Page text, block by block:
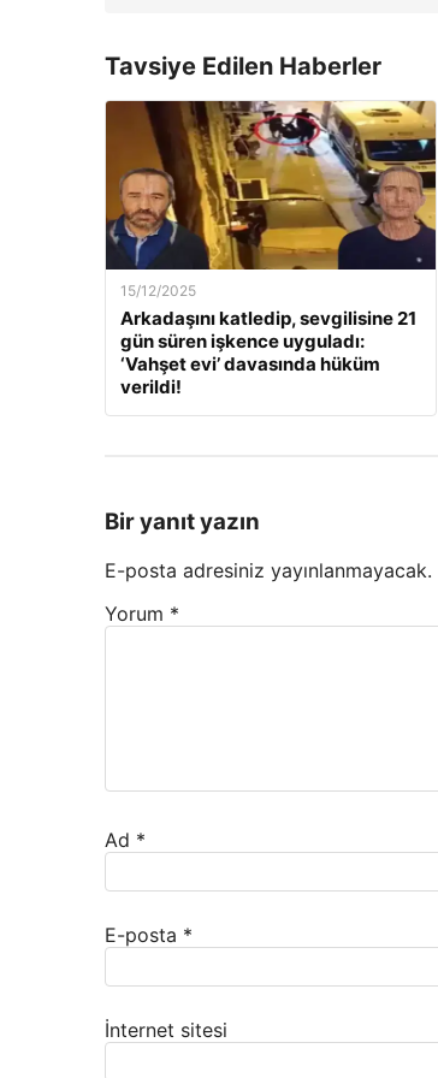
Tavsiye Edilen Haberler
15/12/2025
Arkadaşını katledip, sevgilisine 21
gün süren işkence uyguladı:
‘Vahşet evi’ davasında hüküm
verildi!
Bir yanıt yazın
E-posta adresiniz yayınlanmayacak.
Yorum *
Ad *
E-posta *
İnternet sitesi